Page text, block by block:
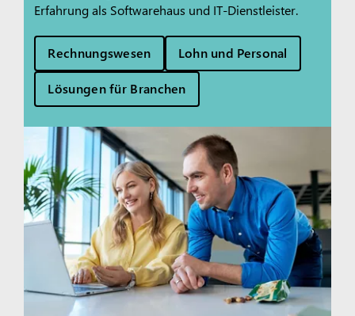
Erfahrung als Softwarehaus und IT-Dienstleister.
Rechnungswesen Lohn und Personal
Lösungen für Branchen